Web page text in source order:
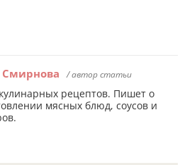
Смирнова / автор статьи
рецептов. Пишет о
мясных блюд, соусов и